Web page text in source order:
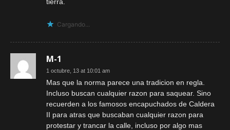
Cargando...
M-1
1 octubre, 13 at 10:01 am
Mas que la norma parece una tradicion en regla.
Incluso buscan cualquier razon para saquear. Sino
recuerden a los famosos encapuchados de Caldera
II para atras que buscaban cualquier razon para
protestar y trancar la calle, incluso por algo mas